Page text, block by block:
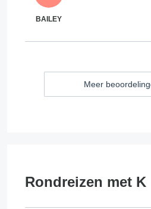
BAILEY
Meer
Rondreizen met K